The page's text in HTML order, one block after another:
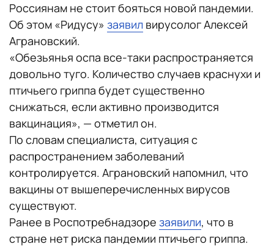
Россиянам не стоит бояться новой пандемии.
Об этом «Ридусу» заявил вирусолог Алексей
Аграновский.
«Обезьянья оспа все-таки распространяется
довольно туго. Количество случаев краснухи и
птичьего гриппа будет существенно
снижаться, если активно производится
вакцинация», — отметил он.
По словам специалиста, ситуация с
распространением заболеваний
контролируется. Аграновский напомнил, что
вакцины от вышеперечисленных вирусов
существуют.
Ранее в Роспотребнадзоре заявили, что в
стране нет риска пандемии птичьего гриппа.